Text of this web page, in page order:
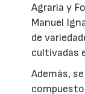
Agraria y
Manuel
de
cultivadas
Además,